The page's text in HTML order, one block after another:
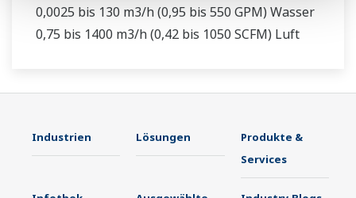
0,0025 bis 130 m3/h (0,95 bis 550 GPM) Wasser
0,75 bis 1400 m3/h (0,42 bis 1050 SCFM) Luft
Industrien Lösungen
Produkte &
Services